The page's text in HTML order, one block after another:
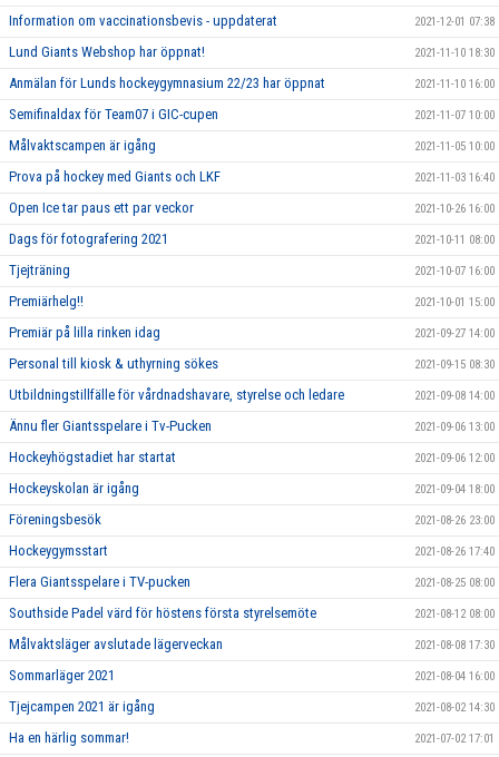
Information om vaccinationsbevis - uppdaterat 2021-12-01 07:38
Lund Giants Webshop har öppnat! 2021-11-10 18:30
Anmälan för Lunds hockeygymnasium 22/23 har öppnat 2021-11-10 16:00
Semifinaldax för Team07 i GIC-cupen 2021-11-07 10:00
Målvaktscampen är igång 2021-11-05 10:00
Prova på hockey med Giants och LKF 2021-11-03 16:40
Open Ice tar paus ett par veckor 2021-10-26 16:00
Dags för fotografering 2021 2021-10-11 08:00
Tjejträning 2021-10-07 16:00
Premiärhelg!! 2021-10-01 15:00
Premiär på lilla rinken idag 2021-09-27 14:00
Personal till kiosk & uthyrning sökes 2021-09-15 08:30
Utbildningstillfälle för vårdnadshavare, styrelse och ledare 2021-09-08 14:00
Ännu fler Giantsspelare i Tv-Pucken 2021-09-06 13:00
Hockeyhögstadiet har startat 2021-09-06 12:00
Hockeyskolan är igång 2021-09-04 18:00
Föreningsbesök 2021-08-26 23:00
Hockeygymsstart 2021-08-26 17:40
Flera Giantsspelare i TV-pucken 2021-08-25 08:00
Southside Padel värd för höstens första styrelsemöte 2021-08-12 08:00
Målvaktsläger avslutade lägerveckan 2021-08-08 17:30
Sommarläger 2021 2021-08-04 16:00
Tjejcampen 2021 är igång 2021-08-02 14:30
Ha en härlig sommar! 2021-07-02 17:01